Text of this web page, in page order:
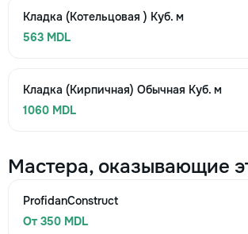
Кладка (Котельцовая ) Куб. м
563 MDL
Кладка (Кирпичная) Обычная Куб. м
1060 MDL
Мастера, оказывающие
ProfidanConstruct
От 350 MDL